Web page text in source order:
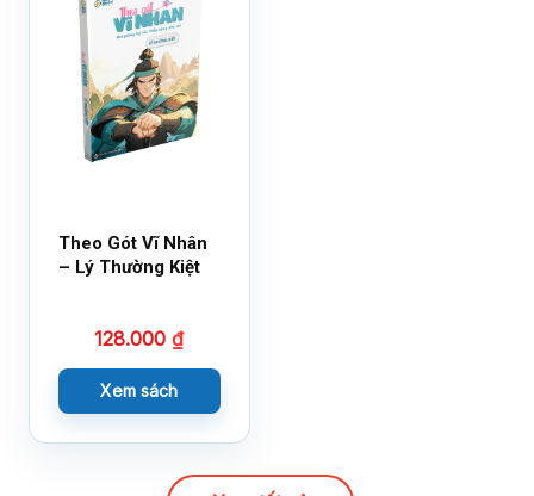
Theo Gót Vĩ Nhân
– Lý Thường Kiệt
128.000₫
Xem sách